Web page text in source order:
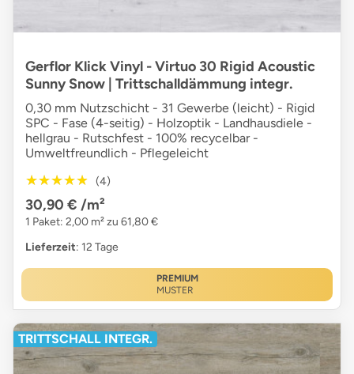
Gerflor Klick Vinyl - Virtuo 30 Rigid Acoustic
Sunny Snow | Trittschalldämmung integr.
0,30 mm Nutzschicht - 31 Gewerbe (leicht) - Rigid
SPC - Fase (4-seitig) - Holzoptik - Landhausdiele -
hellgrau - Rutschfest - 100% recycelbar -
Umweltfreundlich - Pflegeleicht
★★★★★
★★★★★ (4)
30,90 € /m²
1 Paket: 2,00 m² zu 61,80 €
Lieferzeit: 12 Tage
PREMIUM
MUSTER
TRITTSCHALL INTEGR.